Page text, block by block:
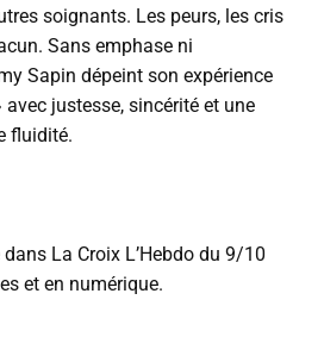
soignants. Les peurs, les cris
Sans emphase ni
Sapin dépeint son expérience
avec justesse, sincérité et une
fluidité.
La Croix L’Hebdo du 9/10
et en numérique.